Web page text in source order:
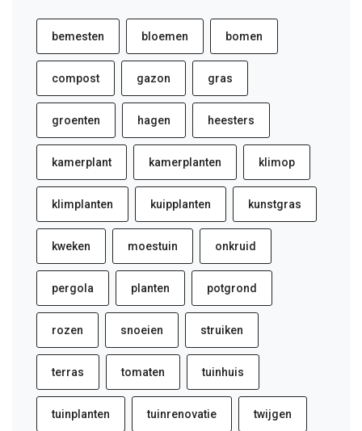
bemesten bloemen bomen
compost gazon gras
groenten hagen heesters
kamerplant kamerplanten klimop
klimplanten kuipplanten kunstgras
kweken moestuin onkruid
pergola planten potgrond
rozen snoeien struiken
terras tomaten tuinhuis
tuinplanten tuinrenovatie twijgen